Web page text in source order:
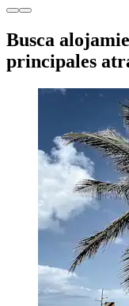
Busca
principales